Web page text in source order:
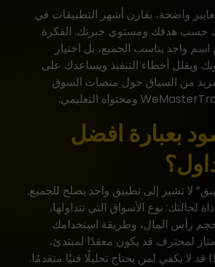
واضحة، يقارن أشهر التطبيقات في
حسب هدفك ومستوى خبرتك. الفكرة
واحد يناسب الجميع، بل اختيار
ويقلل أخطاء التنفيذ ويساعدك على
من السياق حول منصات السوق
ومحتواه التعليمي.
بعبارة افضل
لا تشير إلى تطبيق واحد يصلح للجميع.
لحالتك: نوع الأسواق التي تتداولها،
رأس المال، وطريقة استخدامك
لمحترف قد يكون معقدًا لمبتدئ،
لا يكفي لمن يحتاج تحليلًا فنيًا متقدمًا.